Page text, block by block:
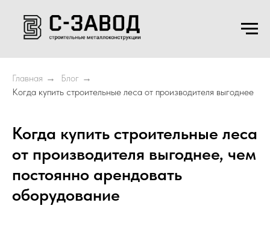
Главная → Блог →
Когда купить строительные леса от производителя выгоднее
Когда купить строительные леса
от производителя выгоднее, чем
постоянно арендовать
оборудование